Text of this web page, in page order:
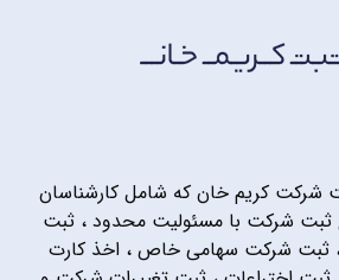
کریم خان که شامل کارشناسان
ثبت شرکت با مسئولیت محدود ، ثبت
ثبت شرکت سهامی خاص ، اخذ کارت